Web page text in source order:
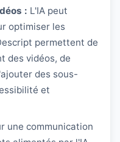
: L'IA peut
optimiser les
permettent de
des vidéos, de
des sous-
et
une communication